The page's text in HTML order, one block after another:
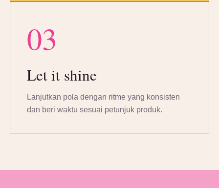
03
Let it shine
Lanjutkan pola dengan ritme yang konsisten
dan beri waktu sesuai petunjuk produk.